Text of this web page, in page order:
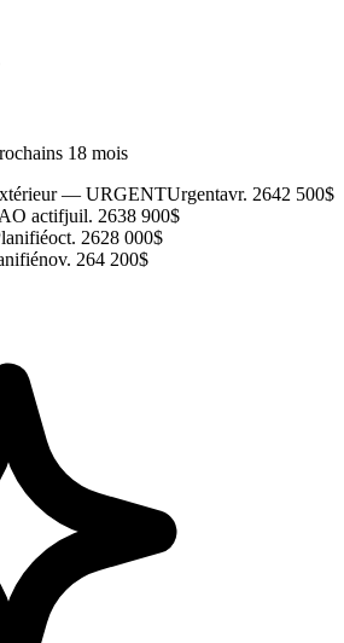
18 mois
— URGENTUrgentavr. 2642 500$
AO actifjuil. 2638 900$
oct. 2628 000$
nov. 264 200$